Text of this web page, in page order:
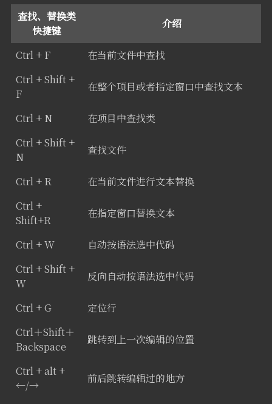
查找、替换类
快捷键
介绍
Ctrl + F
在当前文件中查找
Ctrl + Shift +
F
在整个项目或者指定窗口中查找文本
Ctrl + N
在项目中查找类
Ctrl + Shift +
N
查找文件
Ctrl + R
在当前文件进行文本替换
Ctrl +
Shift+R
在指定窗口替换文本
Ctrl + W
自动按语法选中代码
Ctrl + Shift +
W
反向自动按语法选中代码
Ctrl + G
定位行
Ctrl＋Shift＋
Backspace
跳转到上一次编辑的位置
Ctrl + alt +
←/→
前后跳转编辑过的地方